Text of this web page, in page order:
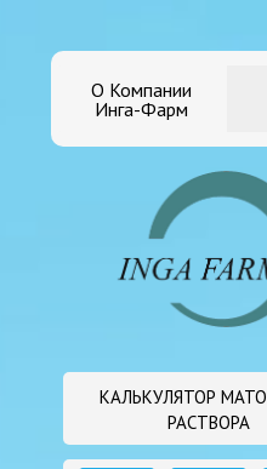
О Компании
Инга-Фарм
КАЛЬКУЛЯТОР
РАСТВОРА